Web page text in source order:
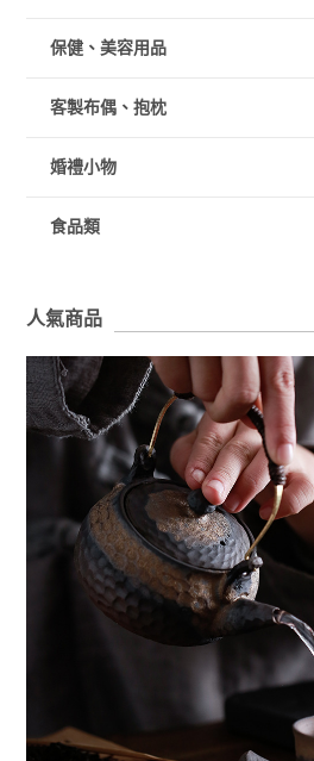
保健、美容用品
客製布偶、抱枕
婚禮小物
食品類
人氣商品